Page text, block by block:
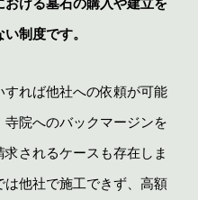
ける墓石の購入や建立を
制度です。
れば他社への依頼が可能
院へのバックマージンを
されるケースも存在しま
他社で施工できず、高額